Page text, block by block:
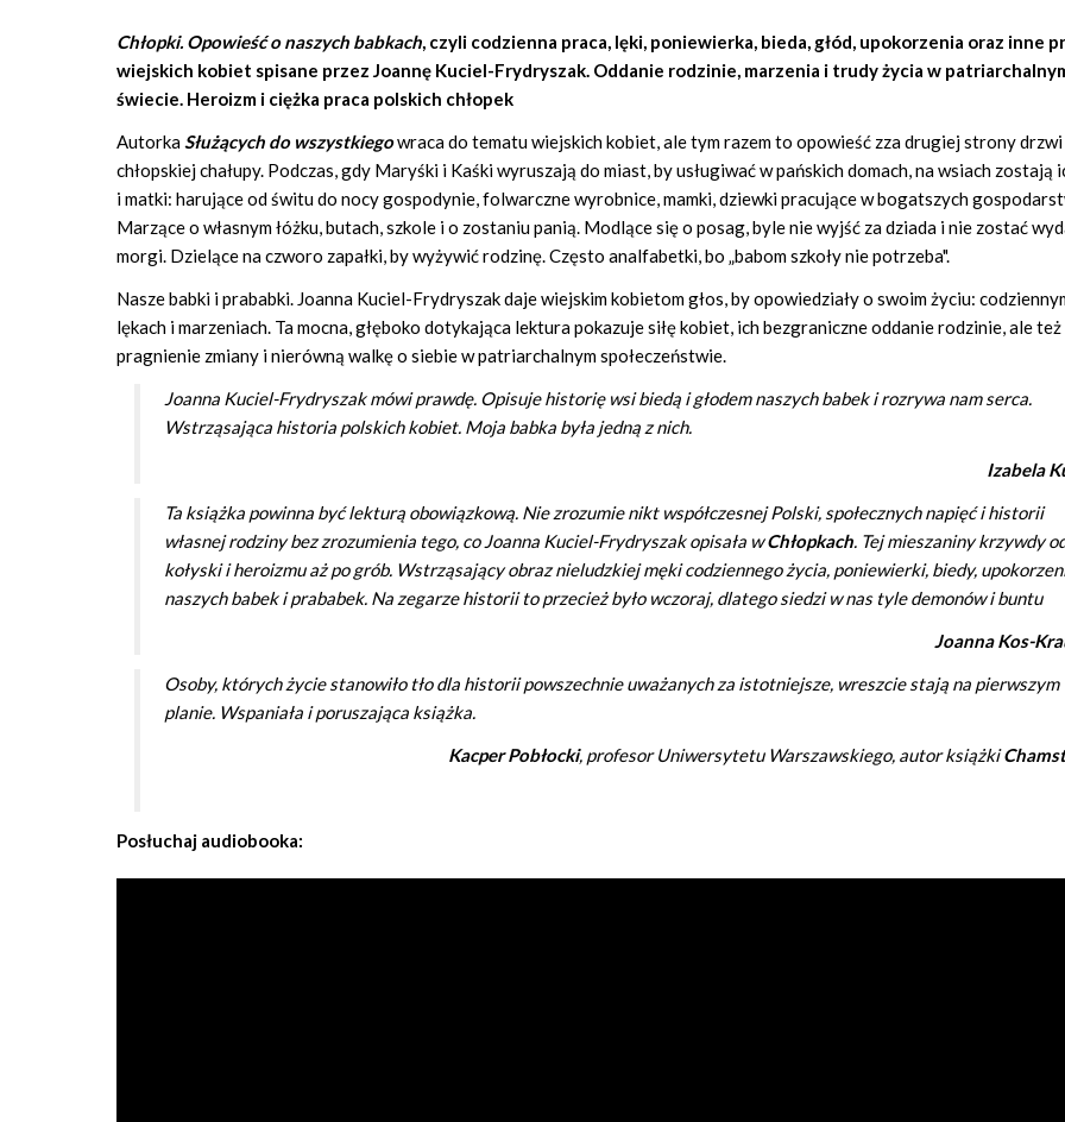
Chłopki. Opowieść o naszych babkach, czyli codzienna praca, lęki, poniewierka, bieda, głód, upokorzenia oraz inne
wiejskich kobiet spisane przez Joannę Kuciel-Frydryszak. Oddanie rodzinie, marzenia i trudy życia w
świecie. Heroizm i ciężka praca polskich chłopek
AutorkaSłużących do wszystkiegowraca do tematu wiejskich kobiet, ale tym razem to opowieść zza drugiej strony drzwi
chłopskiej chałupy. Podczas, gdy Maryśki i Kaśki wyruszają do miast, by usługiwać w pańskich domach, na wsiach zostają
i matki: harujące od świtu do nocy gospodynie, folwarczne wyrobnice, mamki, dziewki pracujące w bogatszych
Marzące o własnym łóżku, butach, szkole i o zostaniu panią. Modlące się o posag, byle nie wyjść za dziada i nie zostać
morgi. Dzielące na czworo zapałki, by wyżywić rodzinę. Często analfabetki, bo „babom szkoły nie potrzeba".
Nasze babki i prababki. Joanna Kuciel-Frydryszak daje wiejskim kobietom głos, by opowiedziały o swoim życiu:
lękach i marzeniach. Ta mocna, głęboko dotykająca lektura pokazuje siłę kobiet, ich bezgraniczne oddanie rodzinie, ale też
pragnienie zmiany i nierówną walkę o siebie w patriarchalnym społeczeństwie.
Joanna Kuciel-Frydryszak mówi prawdę. Opisuje historię wsi biedą i głodem naszych babek i rozrywa nam serca.
Wstrząsająca historia polskich kobiet. Moja babka była jedną z nich.
Izabela
Ta książka powinna być lekturą obowiązkową. Nie zrozumie nikt współczesnej Polski, społecznych napięć i historii
własnej rodziny bez zrozumienia tego, co Joanna Kuciel-Frydryszak opisała wChłopkach. Tej mieszaniny krzywdy
kołyski i heroizmu aż po grób. Wstrząsający obraz nieludzkiej męki codziennego życia, poniewierki, biedy,
naszych babek i prababek. Na zegarze historii to przecież było wczoraj, dlatego siedzi w nas tyle demonów i buntu
Joanna Kos-
Osoby, których życie stanowiło tło dla historii powszechnie uważanych za istotniejsze, wreszcie stają na pierwszym
planie. Wspaniała i poruszająca książka.
Kacper Pobłocki, profesor Uniwersytetu Warszawskiego, autor książki
Posłuchaj audiobooka: